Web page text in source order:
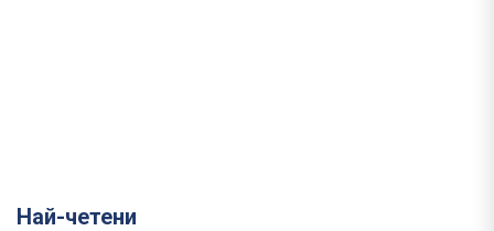
Най-четени